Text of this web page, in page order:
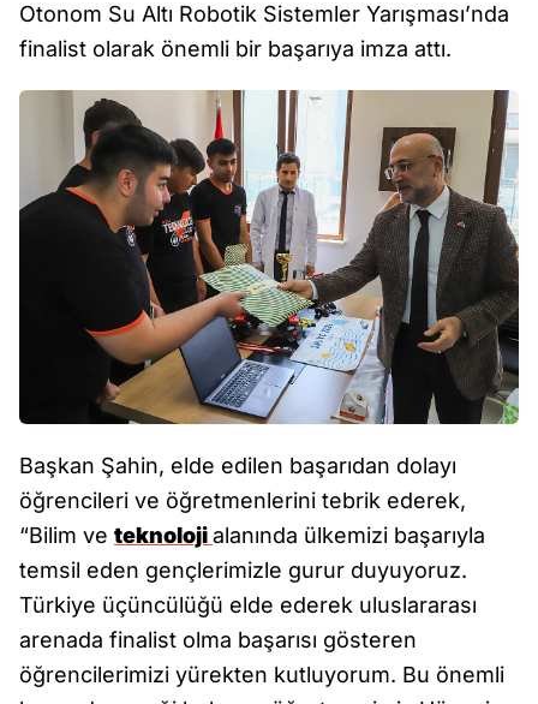
Otonom Su Altı Robotik Sistemler Yarışması’nda
finalist olarak önemli bir başarıya imza attı.
Başkan Şahin, elde edilen başarıdan dolayı
öğrencileri ve öğretmenlerini tebrik ederek,
“Bilim ve teknolojialanında ülkemizi başarıyla
temsil eden gençlerimizle gurur duyuyoruz.
Türkiye üçüncülüğü elde ederek uluslararası
arenada finalist olma başarısı gösteren
öğrencilerimizi yürekten kutluyorum. Bu önemli